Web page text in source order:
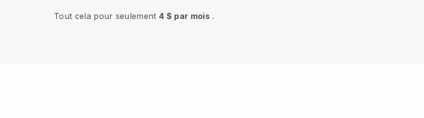
Tout cela pour seulement 4 $ par mois.